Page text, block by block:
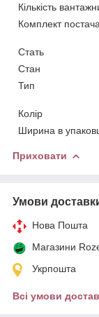
Кількість
Комплект
Стать
Стан
Тип
Колір
Ширина в
Приховати
Умови
Нова Пошта
Магазини
Укрпошта
Всі умови